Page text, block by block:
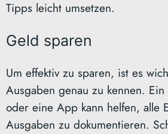
Tipps leicht umsetzen.
Geld sparen
Um effektiv zu sparen, ist es
Ausgaben genau zu kennen. Ein
oder eine App kann helfen, alle
Ausgaben zu dokumentieren.